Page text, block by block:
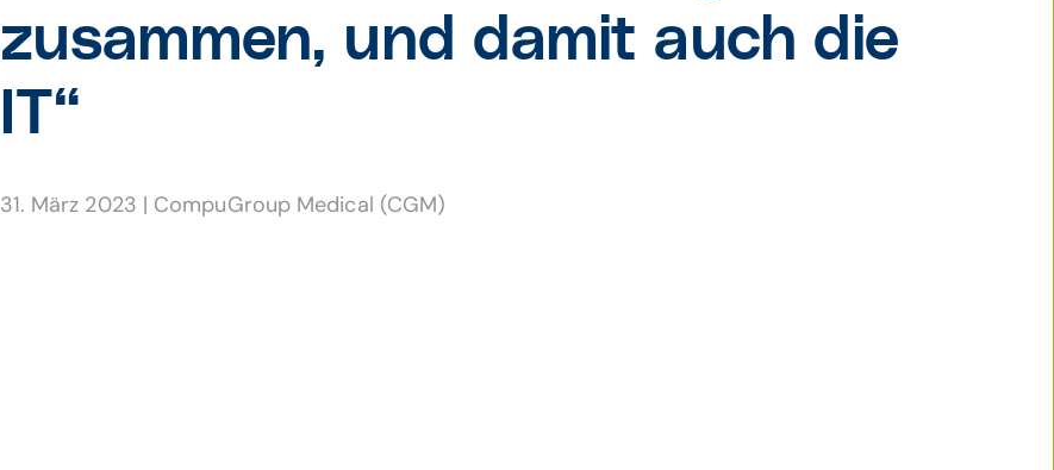
zusammen, und damit auch die
IT“
31. März 2023 | CompuGroup Medical (CGM)